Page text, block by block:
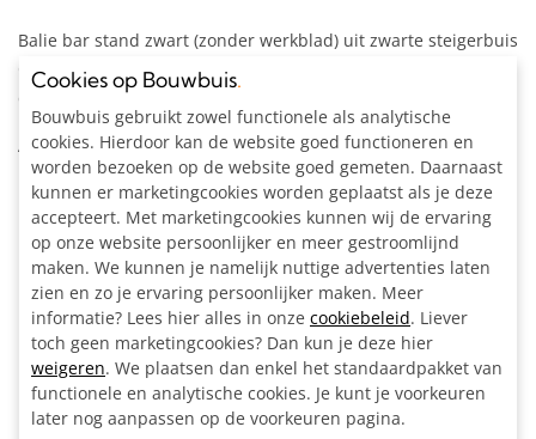
Balie bar stand zwart (zonder werkblad) uit zwarte steigerbuis
Ø 26,9 mm. Snel op te bouwen door 6 voorgemonteerde vaste
delen te koppelen.
Aan de voorzijde is een reclamedoek of bord te monteren.
Inclusief:
Alle materialen op maat gezaagd
4x Kniestuk zwart Ø 26,9 mm
4x Hoekstuk doorlopende staander 90° zwart Ø 26,9 mm
12x Kort T-stuk Zwart Ø 26,9 mm
12x Enkele bevestigingslip uitwendig zwart Ø 26,9 mm
3x Dubbele bevestigingslip 180° uitwendig zwart Ø 26,9
mm
8x Open T-stuk zwart Ø 26,9 mm
Cookies op Bouwbuis.
Bouwbuis gebruikt zowel functionele als analytische
cookies. Hierdoor kan de website goed functioneren en
worden bezoeken op de website goed gemeten. Daarnaast
kunnen er marketingcookies worden geplaatst als je deze
accepteert. Met marketingcookies kunnen wij de ervaring
op onze website persoonlijker en meer gestroomlijnd
maken. We kunnen je namelijk nuttige advertenties laten
zien en zo je ervaring persoonlijker maken. Meer
informatie? Lees hier alles in onze cookiebeleid. Liever
toch geen marketingcookies? Dan kun je deze hier
weigeren. We plaatsen dan enkel het standaardpakket van
functionele en analytische cookies. Je kunt je voorkeuren
later nog aanpassen op de voorkeuren pagina.